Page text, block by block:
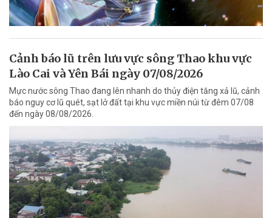
Cảnh báo lũ trên lưu vực sông Thao khu vực
Lào Cai và Yên Bái ngày 07/08/2026
Mực nước sông Thao đang lên nhanh do thủy điện tăng xả lũ, cảnh
báo nguy cơ lũ quét, sạt lở đất tại khu vực miền núi từ đêm 07/08
đến ngày 08/08/2026.